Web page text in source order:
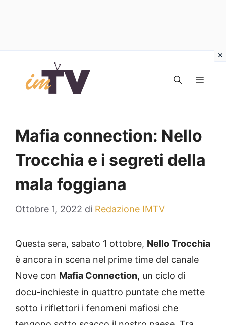
contenuto
Mafia connection: Nello
Trocchia e i segreti della
mala foggiana
Ottobre 1, 2022 di Redazione IMTV
Questa sera, sabato 1 ottobre, Nello Trocchia
è ancora in scena nel prime time del canale
Nove con Mafia Connection, un ciclo di
docu-inchieste in quattro puntate che mette
sotto i riflettori i fenomeni mafiosi che